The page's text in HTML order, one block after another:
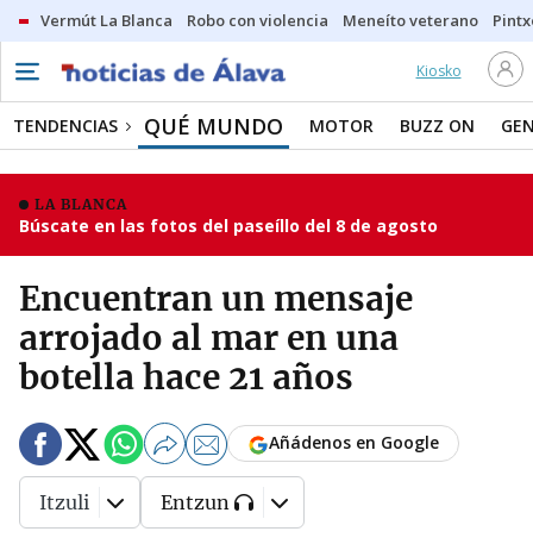
Vermút La Blanca Robo con violencia Meneíto veterano
Kiosko
TENDENCIAS QUÉ MUNDO MOTOR BUZZ ON
LA BLANCA
Búscate en las fotos del paseíllo del 8 de agosto
Encuentran un mensaje
arrojado al mar en una
botella hace 21 años
Añádenos en Google
Itzuli Entzun